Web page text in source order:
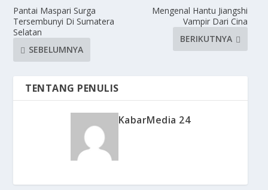
Pantai Maspari Surga
Tersembunyi Di Sumatera
Selatan
SEBELUMNYA
Mengenal Hantu Jiangshi
Vampir Dari Cina
BERIKUTNYA
TENTANG PENULIS
KabarMedia 24